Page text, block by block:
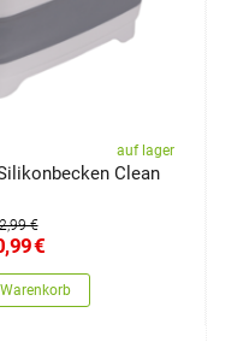
auf lager
Clean
€
€